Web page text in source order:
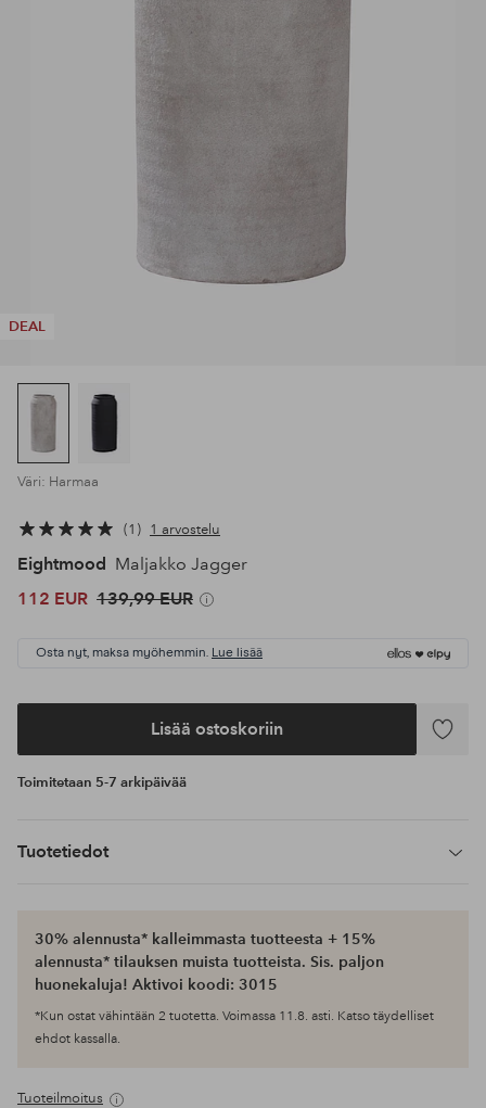
DEAL
Väri: Harmaa
1 1 arvostelu
Eightmood
Maljakko Jagger
112 EUR 139,99 EUR
Osta nyt, maksa myöhemmin. Lue lisää
Lisää ostoskoriin
Lisää
Toimitetaan 5-7 arkipäivää
Tuotetiedot
30% alennusta* kalleimmasta tuotteesta + 15%
alennusta* tilauksen muista tuotteista. Sis. paljon
huonekaluja! Aktivoi koodi: 3015
*Kun ostat vähintään 2 tuotetta. Voimassa 11.8. asti. Katso täydelliset
ehdot kassalla.
Tuoteilmoitus